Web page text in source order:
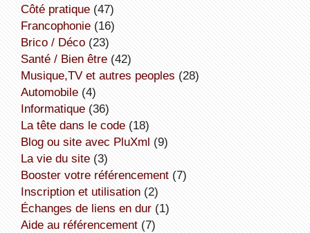
côté pratique(47)
Francophonie(16)
Brico / Déco(23)
Santé / Bien être(42)
Musique,TV et autres peoples (28)
Automobile(4)
informatique(36)
la tête dans le code(18)
Blog ou site avec PluXml (9)
la vie du site(3)
booster votre référencement(7)
inscription et utilisation(2)
échanges de liens en dur(1)
aide au référencement(7)